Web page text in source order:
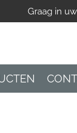
Graag in